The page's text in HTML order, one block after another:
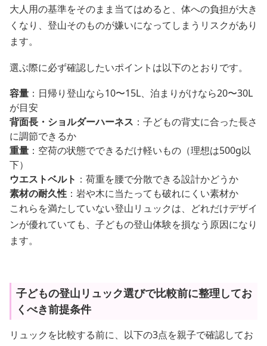
大人用の基準をそのまま当てはめると、体への負担が大き
くなり、登山そのものが嫌いになってしまうリスクがあり
ます。
選ぶ際に必ず確認したいポイントは以下のとおりです。
容量 ：日帰り登山なら10〜15L、泊まりがけなら20〜30L
が目安
背面長・ショルダーハーネス ：子どもの背丈に合った長さ
に調節できるか
重量 ：空荷の状態でできるだけ軽いもの（理想は500g以
下）
ウエストベルト ：荷重を腰で分散できる設計かどうか
素材の耐久性 ：岩や木に当たっても破れにくい素材か
これらを満たしていない登山リュックは、どれだけデザイ
ンが優れていても、子どもの登山体験を損なう原因になり
ます。
子どもの登山リュック選びで比較前に整理してお
くべき前提条件
リュックを比較する前に、以下の3点を親子で確認してお